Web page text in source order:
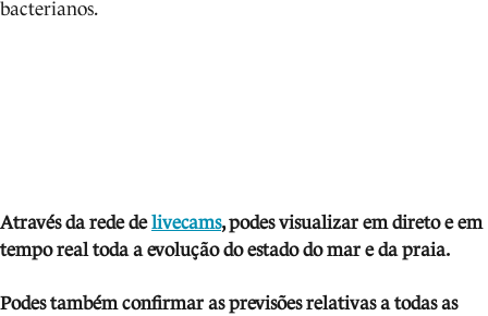
bacterianos.
Através da rede delivecams, podes visualizar em direto e em
tempo real toda a evolução do estado do mar e da praia.
Podes também confirmar as previsões relativas a todas as